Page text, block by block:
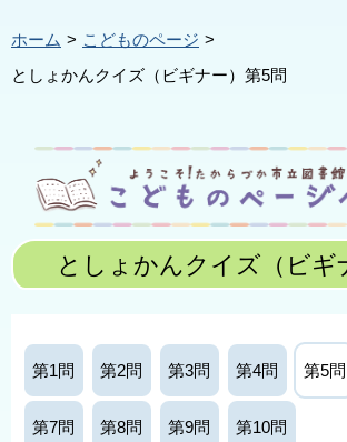
ホーム
こどものページ
としょかんクイズ（ビギナー）第5問
としょかんクイズ（ビギ
第1問 第2問 第3問 第4問 第5問
第7問 第8問 第9問 第10問